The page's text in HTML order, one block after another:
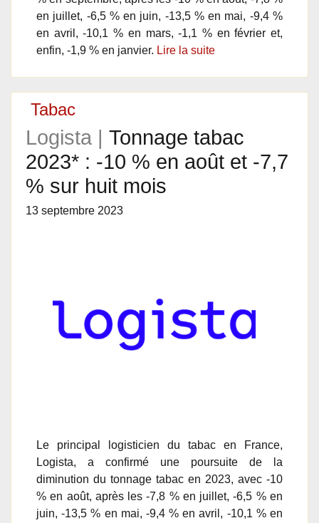
en juillet, -6,5 % en juin, -13,5 % en mai, -9,4 %
en avril, -10,1 % en mars, -1,1 % en février et,
enfin, -1,9 % en janvier. Lire la suite
Tabac
Logista | Tonnage tabac
2023* : -10 % en août et -7,7
% sur huit mois
13 septembre 2023
Le principal logisticien du tabac en France,
Logista, a confirmé une poursuite de la
diminution du tonnage tabac en 2023, avec -10
% en août, après les -7,8 % en juillet, -6,5 % en
juin, -13,5 % en mai, -9,4 % en avril, -10,1 % en